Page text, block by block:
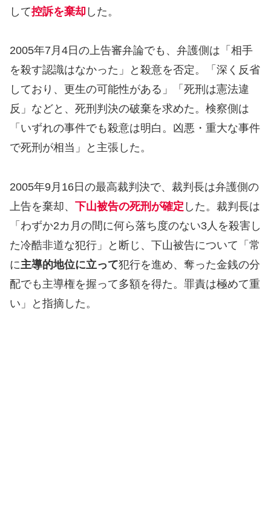
して控訴を棄却 した。
2005年7月4日の上告審弁論でも、弁護側は「相手
を殺す認識はなかった」と殺意を否定。「深く反省
しており、更生の可能性がある」「死刑は憲法違
反」などと、死刑判決の破棄を求めた。検察側は
「いずれの事件でも殺意は明白。凶悪・重大な事件
で死刑が相当」と主張した。
2005年9月16日の最高裁判決で、裁判長は弁護側の
上告を棄却、 下山被告の死刑が確定 した。裁判長は
「わずか2カ月の間に何ら落ち度のない3人を殺害し
た冷酷非道な犯行」と断じ、下山被告について「常
に主導的地位に立って犯行を進め、奪った金銭の分
配でも主導権を握って多額を得た。罪責は極めて重
い」と指摘した。